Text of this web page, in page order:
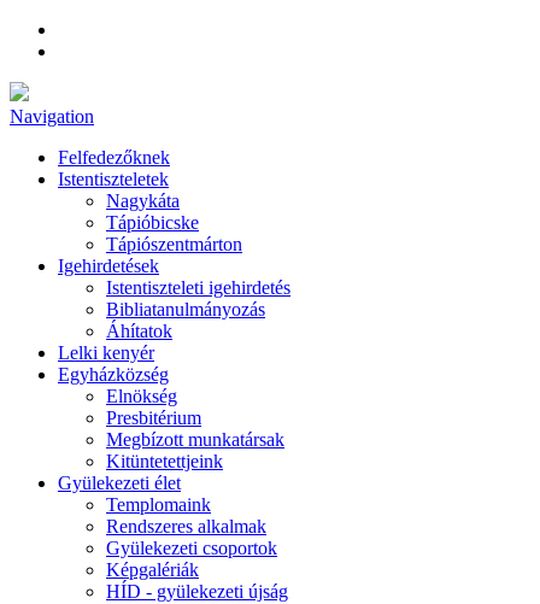
Navigation
Felfedezőknek
Istentiszteletek
Nagykáta
Tápióbicske
Tápiószentmárton
Igehirdetések
Istentiszteleti igehirdetés
Bibliatanulmányozás
Áhítatok
Lelki kenyér
Egyházközség
Elnökség
Presbitérium
Megbízott munkatársak
Kitüntetettjeink
Gyülekezeti élet
Templomaink
Rendszeres alkalmak
Gyülekezeti csoportok
Képgalériák
HÍD - gyülekezeti újság